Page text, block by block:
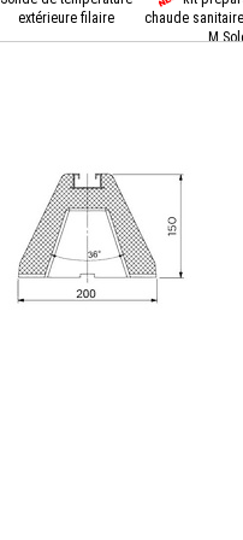
extérieure filaire
chaude
M